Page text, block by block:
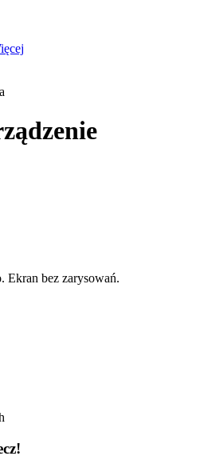
Ekran bez zarysowań.